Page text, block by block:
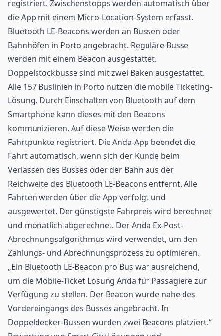
registriert. Zwischenstopps werden automatisch über
die App mit einem Micro-Location-System erfasst.
Bluetooth LE-Beacons werden an Bussen oder
Bahnhöfen in Porto angebracht. Reguläre Busse
werden mit einem Beacon ausgestattet.
Doppelstockbusse sind mit zwei Baken ausgestattet.
Alle 157 Buslinien in Porto nutzen die mobile Ticketing-
Lösung. Durch Einschalten von Bluetooth auf dem
Smartphone kann dieses mit den Beacons
kommunizieren. Auf diese Weise werden die
Fahrtpunkte registriert. Die Anda-App beendet die
Fahrt automatisch, wenn sich der Kunde beim
Verlassen des Busses oder der Bahn aus der
Reichweite des Bluetooth LE-Beacons entfernt. Alle
Fahrten werden über die App verfolgt und
ausgewertet. Der günstigste Fahrpreis wird berechnet
und monatlich abgerechnet. Der Anda Ex-Post-
Abrechnungsalgorithmus wird verwendet, um den
Zahlungs- und Abrechnungsprozess zu optimieren.
„Ein Bluetooth LE-Beacon pro Bus war ausreichend,
um die Mobile-Ticket Lösung Anda für Passagiere zur
Verfügung zu stellen. Der Beacon wurde nahe des
Vordereingangs des Busses angebracht. In
Doppeldecker-Bussen wurden zwei Beacons platziert.“